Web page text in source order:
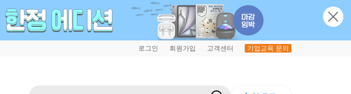
로그인 회원가입 고객센터 기업교육 문의